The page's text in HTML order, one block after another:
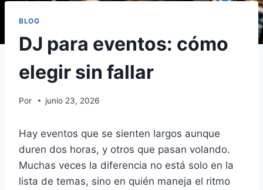
BLOG
DJ para eventos: cómo
elegir sin fallar
Por junio 23, 2026
Hay eventos que se sienten largos aunque
duren dos horas, y otros que pasan volando.
Muchas veces la diferencia no está solo en la
lista de temas, sino en quién maneja el ritmo